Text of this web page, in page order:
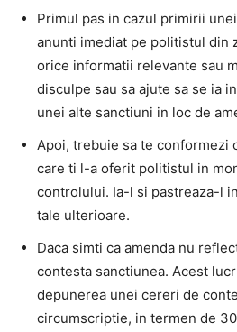
Primul pas in cazul primirii
anunti imediat pe politistul din
orice informatii relevante sau
disculpe sau sa ajute sa se ia
unei alte sanctiuni in loc de
Apoi, trebuie sa te conformezi
care ti l-a oferit politistul in
controlului. Ia-l si pastreaza-l
tale ulterioare.
Daca simti ca amenda nu
contesta sanctiunea. Acest
depunerea unei cereri de
circumscriptie, in termen de